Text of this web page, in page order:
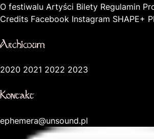
O festiwalu Artyści Bilety Regulamin
Credits Facebook Instagram SHAPE+
Archiwum
2020 2021 2022 2023
Kontakt
ephemera@unsound.pl